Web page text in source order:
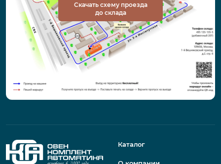
Скачать схему проезда
до склада
Каталог